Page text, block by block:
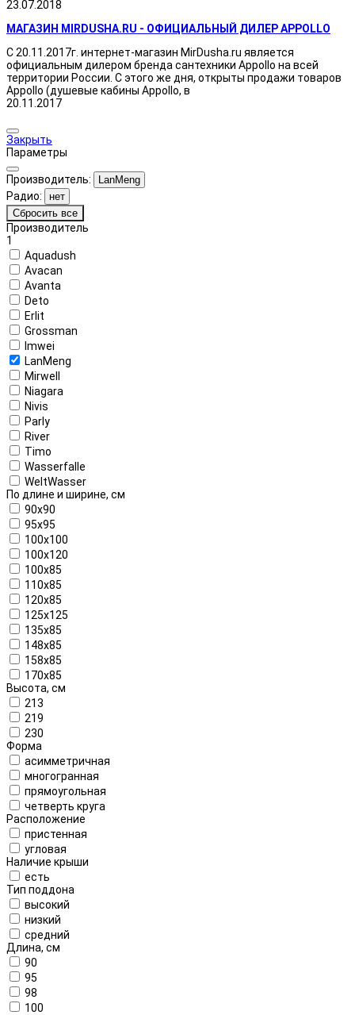
23.07.2018
МАГАЗИН MIRDUSHA.RU - ОФИЦИАЛЬНЫЙ ДИЛЕР APPOLLO
С 20.11.2017г. интернет-магазин MirDusha.ru является
официальным дилером бренда сантехники Appollo на всей
территории России. С этого же дня, открыты продажи товаров
Appollo (душевые кабины Appollo, в
20.11.2017
Закрыть
Параметры
Производитель: LanMeng
Радио:
нет
Сбросить все
Производитель
1
Aquadush
Avacan
Avanta
Deto
Erlit
Grossman
Imwei
LanMeng
Mirwell
Niagara
Nivis
Parly
River
Timo
Wasserfalle
WeltWasser
По длине и ширине, см
90x90
95x95
100x100
100x120
100x85
110x85
120x85
125x125
135x85
148x85
158x85
170x85
Высота, см
213
219
230
Форма
асимметричная
многогранная
прямоугольная
четверть круга
Расположение
пристенная
угловая
Наличие крыши
есть
Тип поддона
высокий
низкий
средний
Длина, см
90
95
98
100